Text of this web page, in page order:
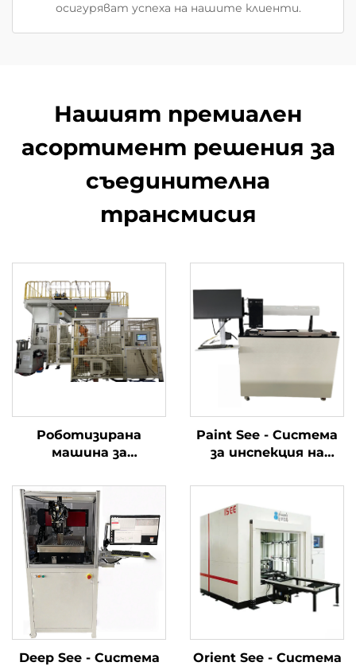
осигуряват успеха на нашите клиенти.
Нашият премиален
асортимент решения за
съединителна
трансмисия
Роботизирана
машина за
прецизност на
мотовилка
Paint See - Система
за инспекция на
боята
Deep See - Система
Orient See - Система